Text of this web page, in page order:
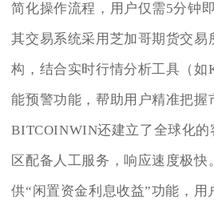
简化操作流程，用户仅需5分钟
其交易系统采用芝加哥期货交易
构，结合实时行情分析工具（如
能预警功能，帮助用户精准把握
BITCOINWIN还建立了全球化
区配备人工服务，响应速度极快
供“闲置资金利息收益”功能，用